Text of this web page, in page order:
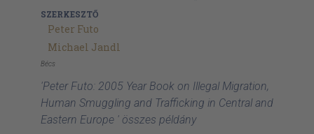
SZERKESZTŐ
Peter Futo
Michael Jandl
Bécs
'Peter Futo: 2005 Year Book on Illegal Migration,
Human Smuggling and Trafficking in Central and
Eastern Europe ' összes példány